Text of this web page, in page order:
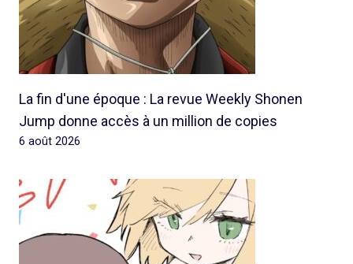
La fin d'une époque : La revue Weekly Shonen
Jump donne accès à un million de copies
6 août 2026